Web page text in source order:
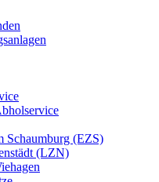
Schaumburg (EZS)
(LZN)